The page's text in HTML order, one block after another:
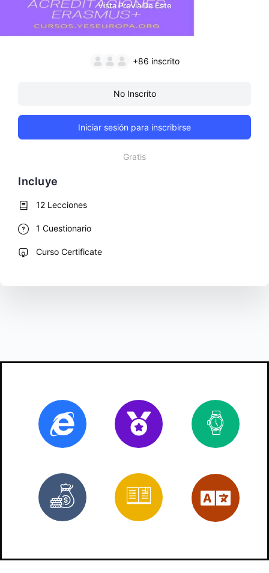
Online
Gratis
Certificado
Materiales
Vista Previa De Este
+86 inscrito
No Inscrito
Iniciar sesión para inscribirse
Gratis
Incluye
12 Lecciones
1 Cuestionario
Curso Certificate